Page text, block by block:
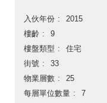
入伙年份
2015
樓齡
9
樓盤類型
住宅
街號
33
物業層數
25
每層單位數量
7